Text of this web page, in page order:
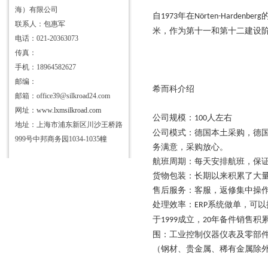
海）有限公司
联系人：包惠军
电话：021-20363073
传真：
手机：18964582627
邮编：
邮箱：office39@silkroad24.com
网址： www.lxmsilkroad.com
地址：上海市浦东新区川沙王桥路
999号中邦商务园1034-1035幢
自 1973年在Nörten-Hardenberg
米，作为第十一和第十二建设
希而科介绍
公司规模： 100人左右
公司模式：德国本土采购，德
务满意，采购放心。
航班周期：每天安排航班，保
货物包装：长期以来积累了大
售后服务：客服，返修集中操
处理效率： ERP系统做单，可
于1999成立， 20年备件销售积
围：工业控制仪器仪表及零部
（钢材、贵金属、稀有金属